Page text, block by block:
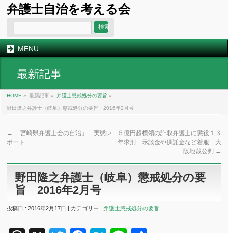
弁護士自治を考える会
MENU
最新記事
HOME » 最新記事 » 弁護士懲戒処分の要旨 »
野田隆之弁護士（岐阜）懲戒処分の要旨 2016年2月号
←
「宮崎県弁護士会の自治」 実態レ
ポート
５億円超横領の詐取弁護士に懲役１３
年求刑 示談金や供託金など着服 大
阪地裁公判 →
野田隆之弁護士（岐阜）懲戒処分の要
旨 2016年2月号
投稿日 : 2016年2月17日 | カテゴリー :弁護士懲戒処分の要旨